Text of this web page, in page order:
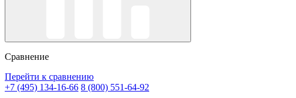
Сравнение
Перейти к сравнению
+7 (495) 134-16-66 8 (800) 551-64-92